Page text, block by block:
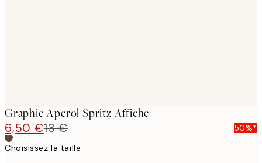
Graphic Aperol Spritz Affiche
6,50 €13 €
50%*
Choisissez la taille